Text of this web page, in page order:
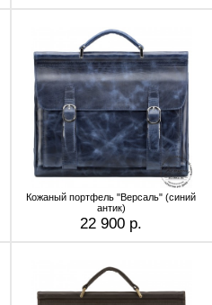
Кожаный портфель "Версаль" (cиний
антик)
22 900 р.